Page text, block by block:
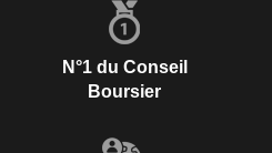
N°1 du Conseil
Boursier